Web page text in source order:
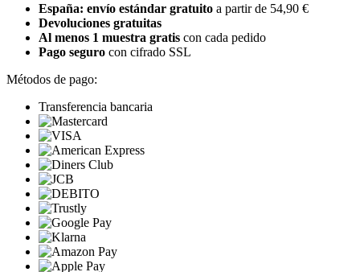
España: envío estándar gratuito a partir de 54,90 €
Devoluciones gratuitas
Al menos 1 muestra gratis con cada pedido
Pago seguro con cifrado SSL
Métodos de pago:
Transferencia bancaria